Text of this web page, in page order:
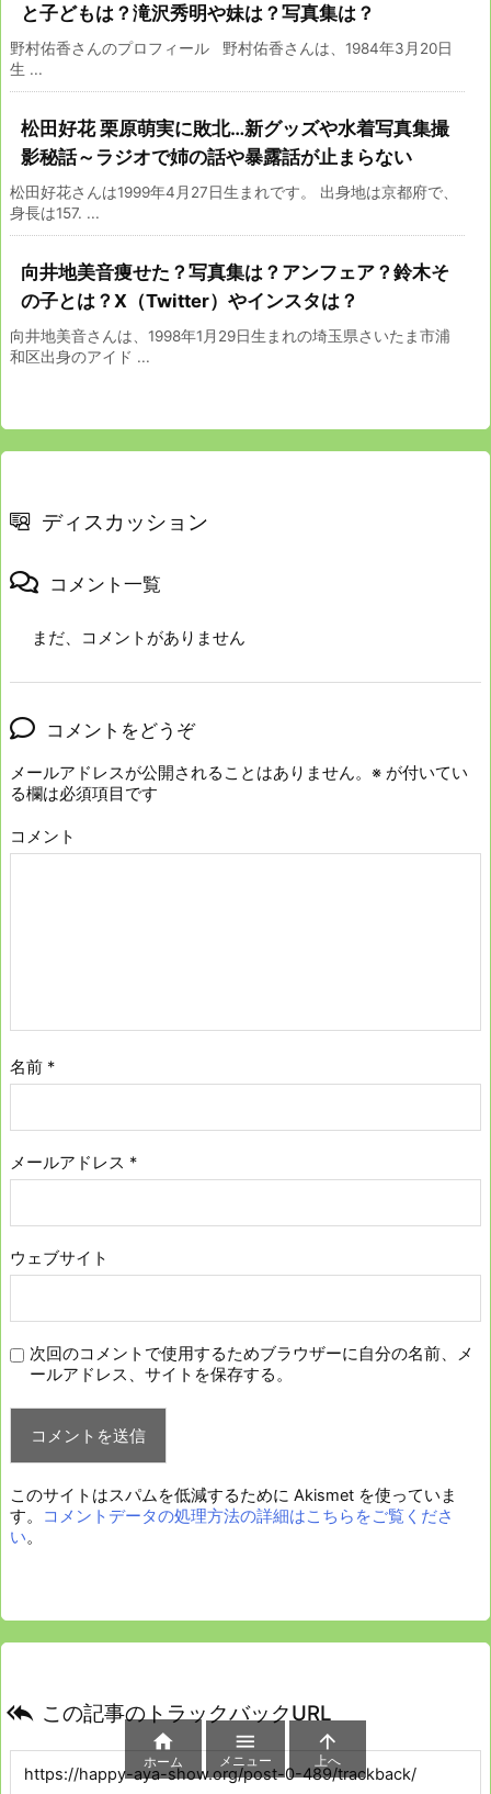
と子どもは？滝沢秀明や妹は？写真集は？
野村佑香さんのプロフィール 野村佑香さんは、1984年3月20日
生 ...
松田好花 栗原萌実に敗北…新グッズや水着写真集撮
影秘話～ラジオで姉の話や暴露話が止まらない
松田好花さんは1999年4月27日生まれです。 出身地は京都府で、
身長は157. ...
向井地美音痩せた？写真集は？アンフェア？鈴木そ
の子とは？X（Twitter）やインスタは？
向井地美音さんは、1998年1月29日生まれの埼玉県さいたま市浦
和区出身のアイド ...
ディスカッション
コメント一覧
まだ、コメントがありません
コメントをどうぞ
メールアドレスが公開されることはありません。 ※ が付いてい
る欄は必須項目です
コメント
名前 *
メールアドレス *
ウェブサイト
次回のコメントで使用するためブラウザーに自分の名前、メ
ールアドレス、サイトを保存する。
このサイトはスパムを低減するために Akismet を使っていま
す。
コメントデータの処理方法の詳細はこちらをご覧くださ
い。
 この記事のトラックバックURL

ホーム

メニュー

上へ